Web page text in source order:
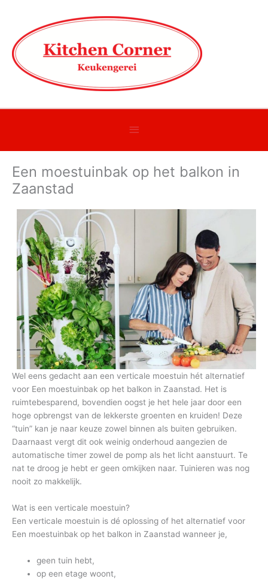
balk
Een moestuinbak op het balkon in
Zaanstad
Wel eens gedacht aan een verticale moestuin hét alternatief
voor Een moestuinbak op het balkon in Zaanstad. Het is
ruimtebesparend, bovendien oogst je het hele jaar door een
hoge opbrengst van de lekkerste groenten en kruiden! Deze
“tuin” kan je naar keuze zowel binnen als buiten gebruiken.
Daarnaast vergt dit ook weinig onderhoud aangezien de
automatische timer zowel de pomp als het licht aanstuurt. Te
nat te droog je hebt er geen omkijken naar. Tuinieren was nog
nooit zo makkelijk.
Wat is een verticale moestuin?
Een verticale moestuin is dé oplossing of het alternatief voor
Een moestuinbak op het balkon in Zaanstad wanneer je,
geen tuin hebt,
op een etage woont,